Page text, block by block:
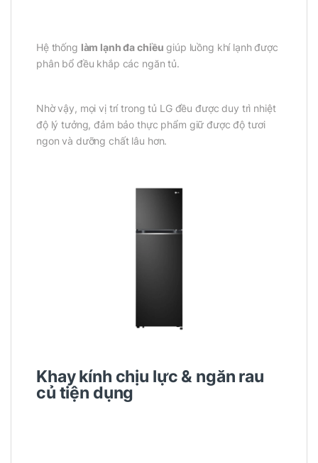
Hệ thống làm lạnh đa chiều giúp luồng khí lạnh được
phân bổ đều khắp các ngăn tủ.
Nhờ vậy, mọi vị trí trong tủ LG đều được duy trì nhiệt
độ lý tưởng, đảm bảo thực phẩm giữ được độ tươi
ngon và dưỡng chất lâu hơn.
Khay kính chịu lực & ngăn rau
củ tiện dụng